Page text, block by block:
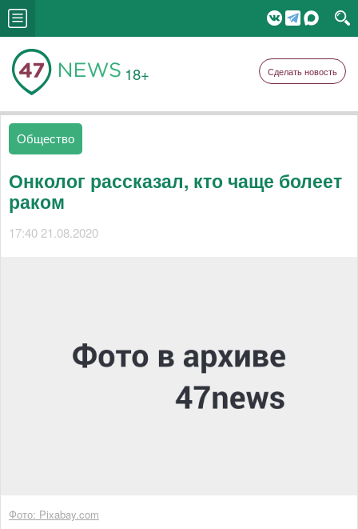
18+ Сделать новость
Общество
Онколог рассказал, кто чаще болеет
раком
17:40 21.08.2020
Фото: Pixabay.com